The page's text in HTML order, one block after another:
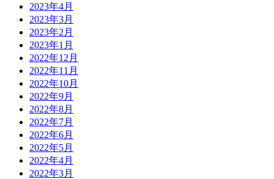
2023年4月
2023年3月
2023年2月
2023年1月
2022年12月
2022年11月
2022年10月
2022年9月
2022年8月
2022年7月
2022年6月
2022年5月
2022年4月
2022年3月